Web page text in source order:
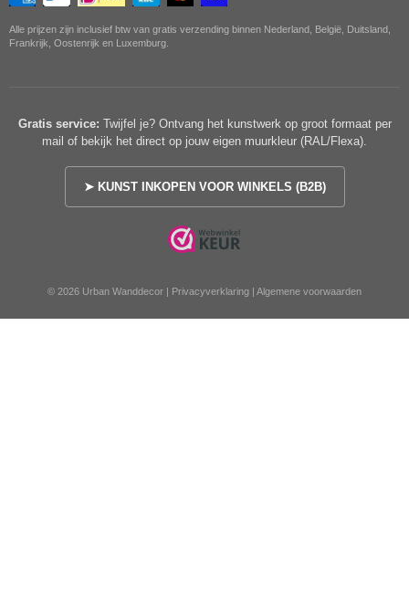
Alle prijzen zijn inclusief btw van gratis verzending binnen Nederland, België, Duitsland,
Frankrijk, Oostenrijk en Luxemburg.
Gratis service: Twijfel je? Ontvang het kunstwerk op groot formaat per
mail of bekijk het direct op jouw eigen muurkleur (RAL/Flexa).
➤ KUNST INKOPEN VOOR WINKELS (B2B)
© 2026 Urban Wanddecor | Privacyverklaring | Algemene voorwaarden